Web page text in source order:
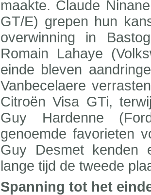
maakte. Claude
GT/E) grepen hun
overwinning in
Romain Lahaye
einde bleven
Vanbecelaere
Citroën Visa GTi,
Guy Hardenne
genoemde favorieten
Guy Desmet kenden
lange tijd de tweede
Spanning tot het